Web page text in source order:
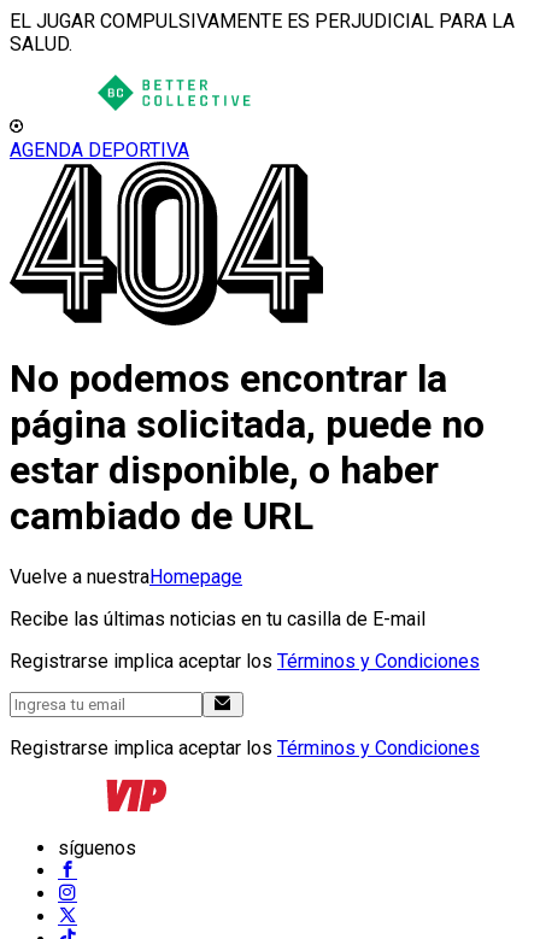
EL JUGAR COMPULSIVAMENTE ES PERJUDICIAL PARA LA
SALUD.
AGENDA DEPORTIVA
No podemos encontrar la
página solicitada, puede no
estar disponible, o haber
cambiado de URL
Vuelve a nuestraHomepage
Recibe las últimas noticias en tu casilla de E-mail
Registrarse implica aceptar los Términos y Condiciones
Registrarse implica aceptar los Términos y Condiciones
síguenos